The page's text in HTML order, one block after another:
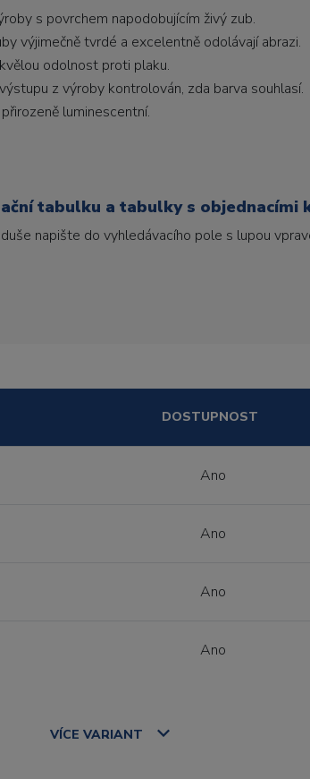
s povrchem napodobujícím živý zub.
výjimečně tvrdé a excelentně odolávají abrazi.
odolnost proti plaku.
z výroby kontrolován, zda barva souhlasí.
luminescentní.
tabulku a tabulky s objednacími
napište do vyhledávacího pole s lupou
DOSTUPNOST
Ano
Ano
Ano
Ano
VÍCE VARIANT